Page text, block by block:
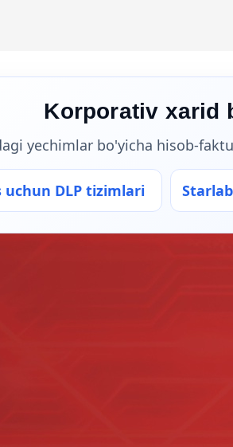
Korporativ xarid
yechimlar bo'yicha hisob-
uchun DLP tizimlari